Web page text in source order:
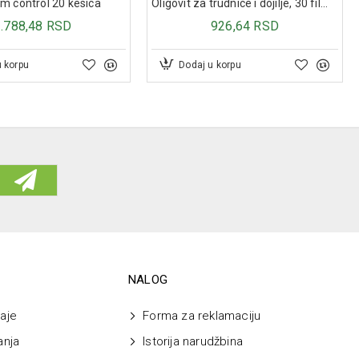
mcg
control 20 kesica
RSD
korpu
926,64 RSD
Dodaj u korpu
NALOG
Forma za reklamaciju
Istorija narudžbina